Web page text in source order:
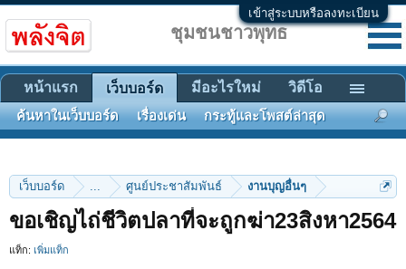
เข้าสู่ระบบหรือลงทะเบียน
เว็บบอร์ด ... ศูนย์ประชาสัมพันธ์ งานบุญอื่นๆ
ขอเชิญไถ่ชีวิตปลาที่จะถูกฆ่า23สิงหา2564
แท็ก: เพิ่มแท็ก
ชุมชนชาวพุทธ
หน้าแรก เว็บบอร์ด
ค้นหาในเว็บบอร์ด เรื่องเด่น กระทู้และโพสต์ล่าสุด
มีอะไรใหม่ วิดีโอ